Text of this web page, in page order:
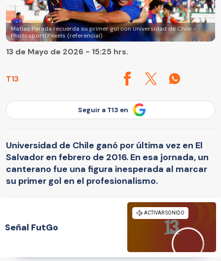
Matías Parada recuerda su primer gol con Universidad de Chile -
Photosport/Pexels (referencial)
T13
13 de Mayo de 2026 - 15:25 hrs.
Seguir a T13 en
Universidad de Chile ganó por última vez en El
Salvador en febrero de 2016. En esa jornada, un
canterano fue una figura inesperada al marcar
su primer gol en el profesionalismo.
Señal FutGo